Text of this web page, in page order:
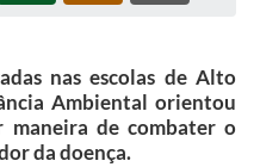
nas escolas de Alto
Ambiental orientou
maneira de combater o
da doença.